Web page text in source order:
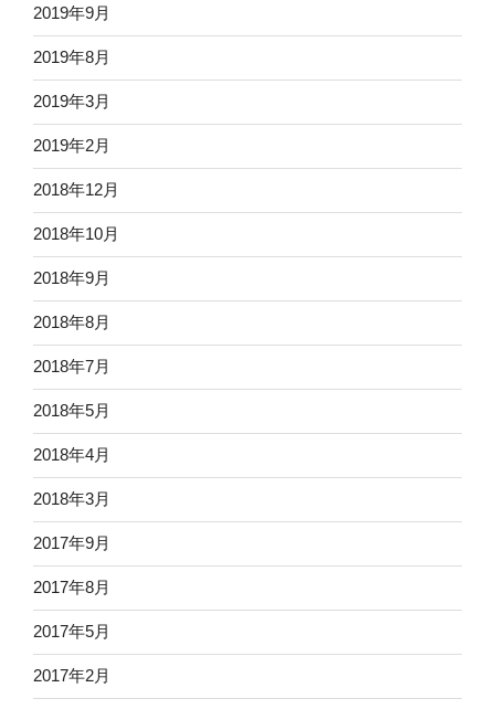
2019年9月
2019年8月
2019年3月
2019年2月
2018年12月
2018年10月
2018年9月
2018年8月
2018年7月
2018年5月
2018年4月
2018年3月
2017年9月
2017年8月
2017年5月
2017年2月